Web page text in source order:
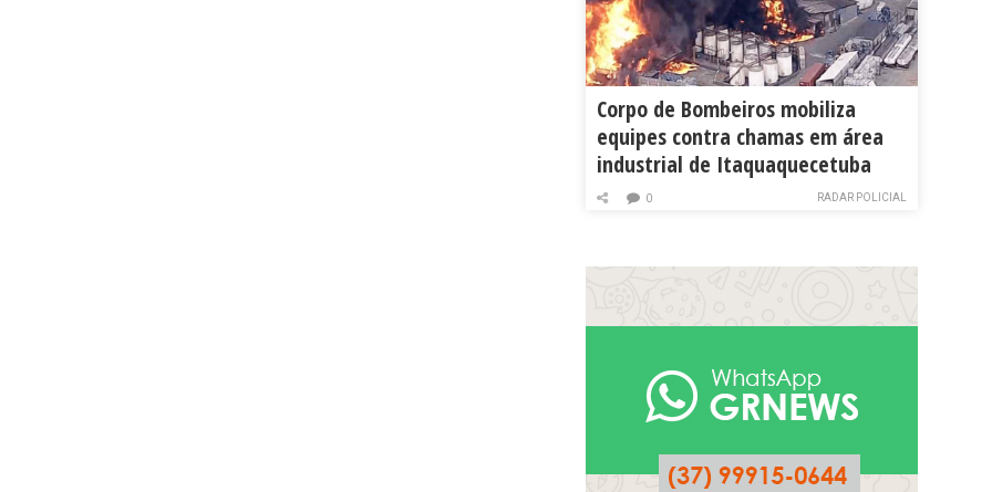
Corpo de Bombeiros mobiliza
equipes contra chamas em área
industrial de Itaquaquecetuba
RADAR POLICIAL
0